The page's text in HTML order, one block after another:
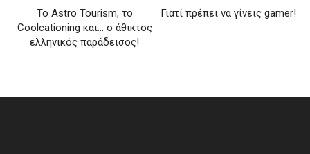
To Astro Tourism, το
Coolcationing και… ο άθικτος
ελληνικός παράδεισος!
Γιατί πρέπει να γίνεις gamer!